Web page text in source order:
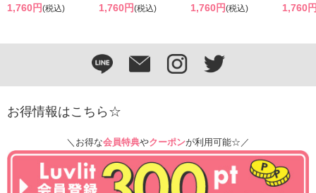
1,760円(税込) 1,760円(税込) 1,760円(税込) 1,760
お得情報はこちら☆
＼お得な会員特典やクーポンが利用可能☆／